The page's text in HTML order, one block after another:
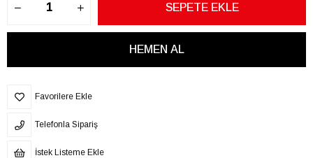
Favorilere Ekle
Telefonla Sipariş
İstek Listeme Ekle